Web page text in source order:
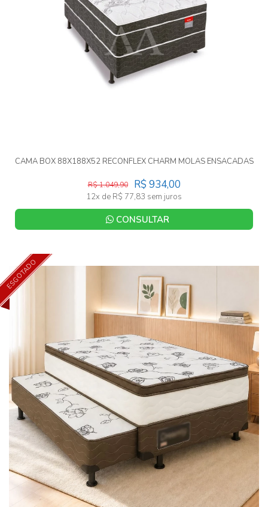
CAMA BOX 88X188X52 RECONFLEX CHARM MOLAS ENSACADAS
R$ 934,00
R$ 1.049,90
12x de R$ 77,83 sem juros
CONSULTAR
ESGOTADO